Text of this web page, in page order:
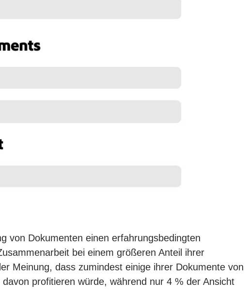
von Dokumenten einen erfahrungsbedingten
bei einem größeren Anteil ihrer
Meinung, dass zumindest einige ihrer Dokumente von
profitieren würde, während nur 4 % der Ansicht